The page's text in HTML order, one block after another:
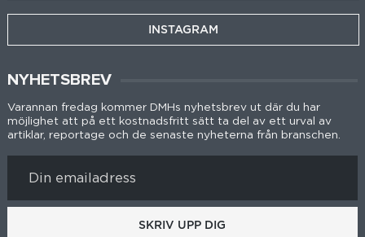
INSTAGRAM
NYHETSBREV
Varannan fredag kommer DMHs nyhetsbrev ut där du har
möjlighet att på ett kostnadsfritt sätt ta del av ett urval av
artiklar, reportage och de senaste nyheterna från branschen.
SKRIV UPP DIG